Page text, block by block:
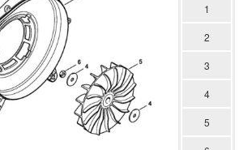
1
2
3
4
5